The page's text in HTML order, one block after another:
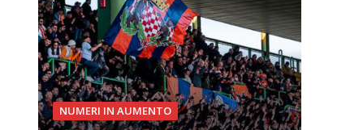
NUMERI IN AUMENTO